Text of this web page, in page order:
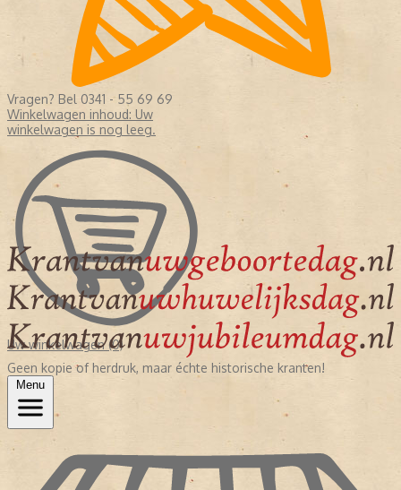
Vragen? Bel 0341 - 55 69 69
Winkelwagen inhoud: Uw
winkelwagen is nog leeg.
Uw winkelwagen (0)
Geen kopie of herdruk, maar échte historische kranten!
Menu